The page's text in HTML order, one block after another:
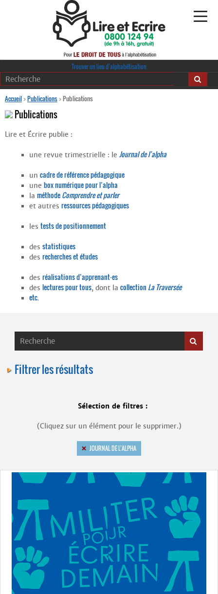
Alphabétisation
Agir pour l’alpha
Trouver un lieu d’alphabétisation
Accueil>Publications>Publications
Publications
Lire et Écrire publie :
une revue trimestrielle : le Journal de l’alpha
un cadre de référence pédagogique
une box numérique pour l’alpha
la méthodeComprendre et parler
et autres ressources pédagogiques
les tests de positionnement
des statistiques
des recherches et études
des réalisations d’apprenant⋅es
des lectures pour tous, dont la collection La Traversée
etc.
Filtrer les résultats
Sélection de filtres :
(Cliquez sur un élément pour le supprimer.)
JOURNAL DE L’ALPHA